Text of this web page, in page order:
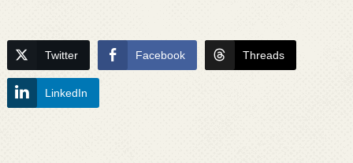
Twitter Facebook Threads
LinkedIn